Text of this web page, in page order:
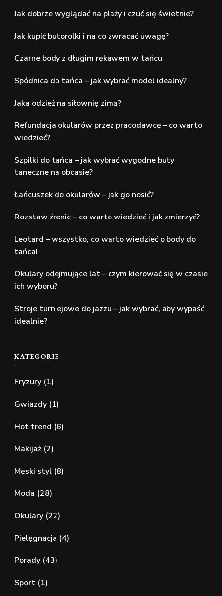
Jak dobrze wyglądać na plaży i czuć się świetnie?
Jak kupić butorolki i na co zwracać uwagę?
Czarne body z długim rękawem w tańcu
Spódnica do tańca – jak wybrać model idealny?
Jaka odzież na siłownię zimą?
Refundacja okularów przez pracodawcę – co warto
wiedzieć?
Szpilki do tańca – jak wybrać wygodne buty
taneczne na obcasie?
Łańcuszek do okularów – jak go nosić?
Rozstaw źrenic – co warto wiedzieć i jak zmierzyć?
Leotard – wszystko, co warto wiedzieć o body do
tańca!
Okulary odejmujące lat – czym kierować się w czasie
ich wyboru?
Stroje turniejowe do jazzu – jak wybrać, aby wypaść
idealnie?
KATEGORIE
Fryzury (1)
Gwiazdy (1)
Hot trend (6)
Makijaż (2)
Męski styl (8)
Moda (28)
Okulary (22)
Pielęgnacja (4)
Porady (43)
Sport (1)